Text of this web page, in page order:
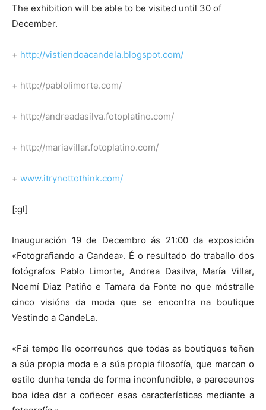
The exhibition will be able to be visited until 30 of
December.
+ http://vistiendoacandela.blogspot.com/
+ http://pablolimorte.com/
+ http://andreadasilva.fotoplatino.com/
+ http://mariavillar.fotoplatino.com/
+ www.itrynottothink.com/
[:gl]
Inauguración 19 de Decembro ás 21:00 da exposición
«Fotografiando a Candea». É o resultado do traballo dos
fotógrafos Pablo Limorte, Andrea Dasilva, María Villar,
Noemí Diaz Patiño e Tamara da Fonte no que móstralle
cinco visións da moda que se encontra na boutique
Vestindo a CandeLa.
«Fai tempo lle ocorreunos que todas as boutiques teñen
a súa propia moda e a súa propia filosofía, que marcan o
estilo dunha tenda de forma inconfundible, e pareceunos
boa idea dar a coñecer esas características mediante a